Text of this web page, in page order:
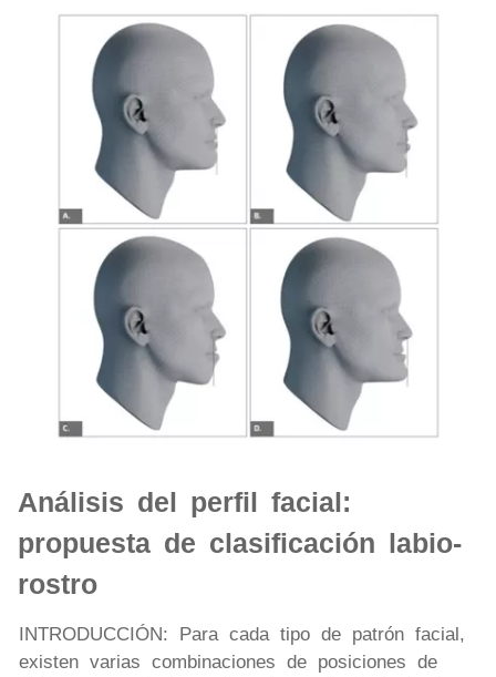
Análisis del perfil facial:
propuesta de clasificación labio-
rostro
INTRODUCCIÓN: Para cada tipo de patrón facial,
existen varias combinaciones de posiciones de